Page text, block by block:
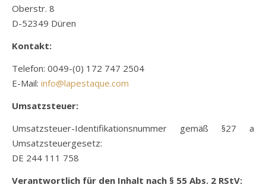
Oberstr. 8
D-52349 Düren
Kontakt:
Telefon: 0049-(0) 172 747 2504
E-Mail: info@lapestaque.com
Umsatzsteuer:
Umsatzsteuer-Identifikationsnummer gemäß §27 a
Umsatzsteuergesetz:
DE 244 111 758
Verantwortlich für den Inhalt nach § 55 Abs. 2 RStV: